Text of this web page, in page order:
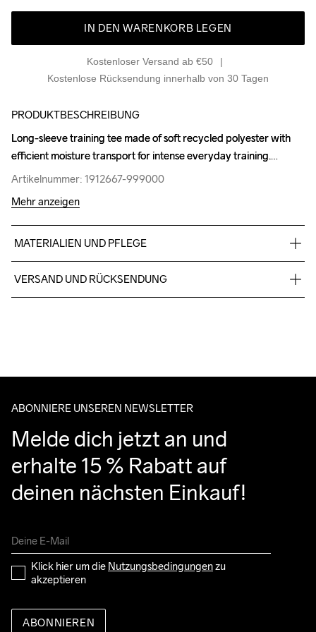
IN DEN WARENKORB LEGEN
Kostenloser Versand ab €50
Kostenlose Rücksendung innerhalb von 30 Tagen
PRODUKTBESCHREIBUNG
Long-sleeve training tee made of soft recycled polyester with
efficient moisture transport for intense everyday training.
Artikelnummer: 1912667-999000
Long-sleeve training tee made of soft recycled polyester with
efficient moisture transport for intense everyday training.
Artikelnummer: 1912667-999000
Mehr anzeigen
MATERIALIEN UND PFLEGE
15% Elastane
VERSAND UND RÜCKSENDUNG
entgegennehmen kannst.
ABONNIERE UNSEREN NEWSLETTER
Melde dich jetzt an und
erhalte 15 % Rabatt auf
deinen nächsten Einkauf!
Klick hier um die Nutzungsbedingungen zu
akzeptieren
ABONNIEREN